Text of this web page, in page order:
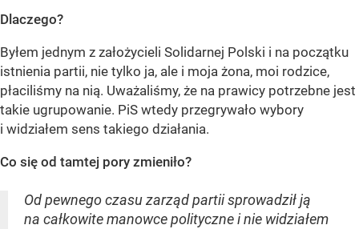
Dlaczego?
Byłem jednym z założycieli Solidarnej Polski i na początku
istnienia partii, nie tylko ja, ale i moja żona, moi rodzice,
płaciliśmy na nią. Uważaliśmy, że na prawicy potrzebne jest
takie ugrupowanie. PiS wtedy przegrywało wybory
i widziałem sens takiego działania.
Co się od tamtej pory zmieniło?
Od pewnego czasu zarząd partii sprowadził ją
na całkowite manowce polityczne i nie widziałem